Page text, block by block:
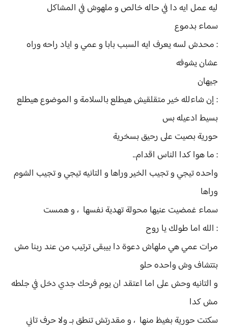
ليه عمل ايه دا في حاله خالص و ملهوش في المشاكل
سماء بدموع
: محدش لسه يعرف ايه السبب بابا و عمي و اياد راحه وراه
عشان يشوفه
جيهان
: إن شاءلله خير متقلقيش هيطلع بالسلامة و الموضوع هيطلع
بسيط ادعيله بس
حورية بصيت على رحيق بسخرية
: ما هوا كدا الناس اقدام..
واحده تيجي و تجيب الخير وراها و التانيه تيجي و تجيب الشوم
وراها
سماء غمضيت عنيها محولة تهدية نفسها ، و همست
: الله اما طولك يا روح
مرات عمي هي ملهاش دعوة دا بيبقى ترتيب من عند ربنا مش
بتتشاف وش واحده حلو
و التانيه وحش على اما اعتقد ان يوم فرحك جدي دخل في جلطه
مش كدا
سكتت حورية بغيظ منها ، و مقدرتش تنطق بـ ولا حرف تاني